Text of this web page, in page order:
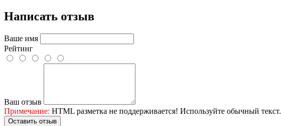
Написать отзыв
Ваше имя
Рейтинг
Ваш отзыв
Примечание: HTML разметка не поддерживается! Используйте обычный текст.
Оставить отзыв